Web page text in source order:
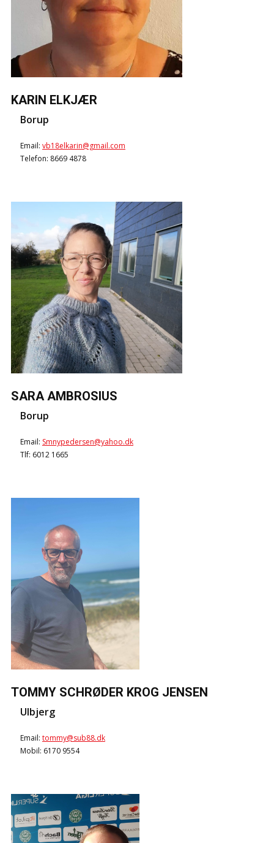
KARIN ELKJÆR
Borup
Email: vb18elkarin@gmail.com
Telefon: 8669 4878
SARA AMBROSIUS
Borup
Email: Smnypedersen@yahoo.dk
Tlf: 6012 1665
TOMMY SCHRØDER KROG JENSEN
Ulbjerg
Email: tommy@sub88.dk
Mobil: 6170 9554